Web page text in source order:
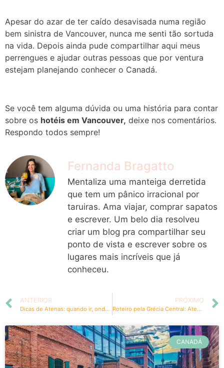
Apesar do azar de ter caído desavisada numa região
bem sinistra de Vancouver, nunca me senti tão sortuda
na vida. Depois ainda pude compartilhar aqui meus
perrengues e ajudar outras pessoas que por ventura
estejam planejando conhecer o Canadá.
Se você tem alguma dúvida ou uma história para contar
sobre os hotéis em Vancouver, deixe nos comentários.
Respondo todos sempre!
Fernanda Bragatto
Mentaliza uma manteiga derretida
que tem um pânico irracional por
taruiras. Ama viajar, comprar sapatos
e escrever. Um belo dia resolveu
criar um blog pra compartilhar seu
ponto de vista e escrever sobre os
lugares mais incríveis que já
conheceu.
ANTERIOR
Dicas de Atenas: quando ir, onde ficar e o que fazer
PRÓXIMO
Roteiro pela Grécia Central: Atenas, Delfos e Meteora na mesma viagem
CANADÁ